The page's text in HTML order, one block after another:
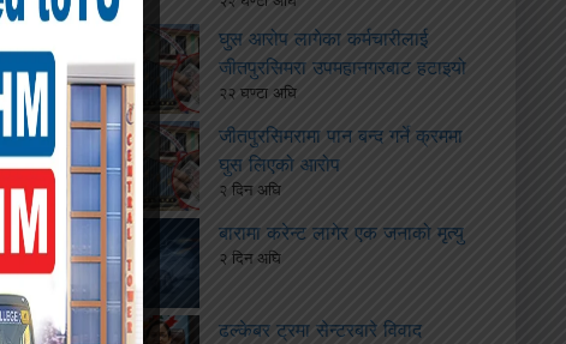
घुस आरोप लागेका कर्मचारीलाई
जीतपुरसिमरा उपमहानगरबाट हटाइयो
२२ घण्टा अघि
जीतपुरसिमरामा पान बन्द गर्ने क्रममा
घुस लिएको आरोप
२ दिन अघि
बारामा करेन्ट लागेर एक जनाको मृत्यु
२ दिन अघि
ढल्केबर ट्रमा सेन्टरबारे विवाद